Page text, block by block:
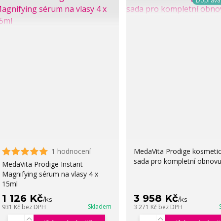
1 hodnocení
MedaVita Prodige Instant
Magnifying sérum na vlasy 4 x
15ml
1 126 Kč/ks
931 Kč bez DPH Skladem
MedaVita Prodige
sada pro kompletní
3 958 Kč/ks
3 271 Kč bez DPH